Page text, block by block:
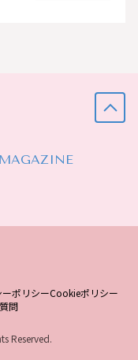
MAGAZINE
ポリシーCookieポリシー
問
Reserved.